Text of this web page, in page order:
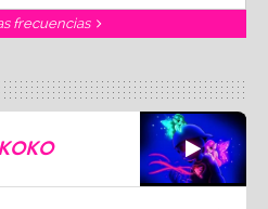
frecuencias